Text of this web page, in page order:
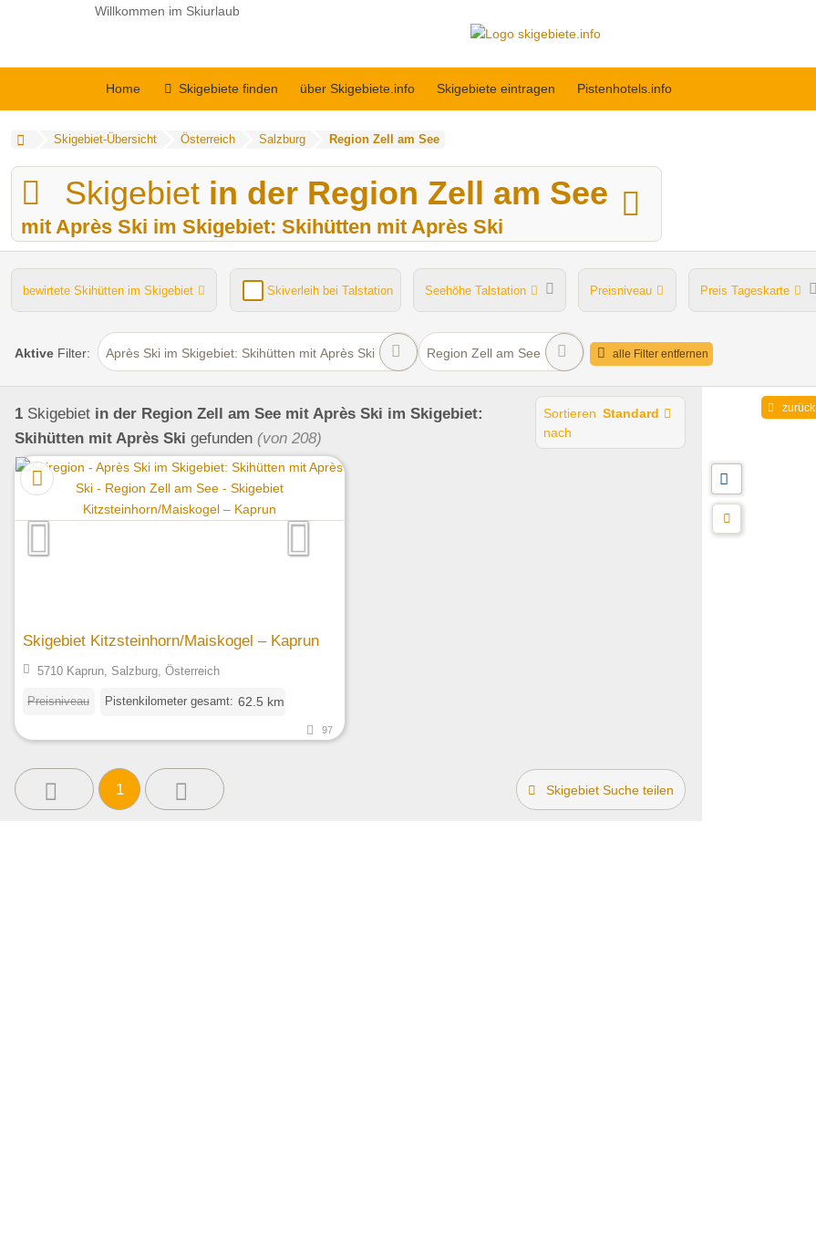
Willkommen im Skiurlaub
Home Skigebiete finden über Skigebiete.info Skigebiete eintragen Pistenhotels.info
Skigebiet-Übersicht Österreich Salzburg Region Zell am See
Skigebiet in der Region Zell am See
mit Après Ski im Skigebiet: Skihütten mit Après Ski
bewirtete Skihütten im Skigebiet Skiverleih bei Talstation Seehöhe Talstation Preisniveau Preis Tageskarte
Kinder- / Übungshang Lifte gesamt Funpark Après Ski im Skigebiet
Aktive Filter: Après Ski im Skigebiet: Skihütten mit Après Ski Region Zell am See alle Filter entfernen
1 Skigebiet in der Region Zell am See mit Après Ski im Skigebiet:
Skihütten mit Après Ski gefunden (von 208)
Sortieren
nach
Standard
Skigebiet Kitzsteinhorn/Maiskogel – Kaprun
5710 Kaprun, Salzburg, Österreich
Preisniveau Pistenkilometer gesamt: 62.5 km
97
1 Skigebiet Suche teilen
zurück